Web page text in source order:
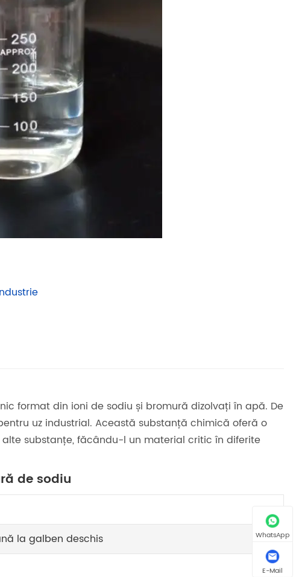
format din ioni de sodiu și bromură dizolvați în apă. De
uz industrial. Această substanță chimică oferă o
substanțe, făcându-l un material critic în diferite
de sodiu
la galben deschis
WhatsApp
E-Mail